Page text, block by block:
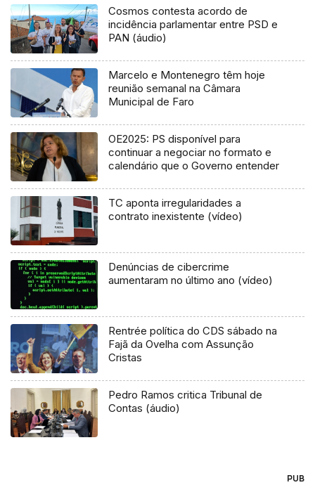
Cosmos contesta acordo de
incidência parlamentar entre PSD e
PAN (áudio)
Marcelo e Montenegro têm hoje
reunião semanal na Câmara
Municipal de Faro
OE2025: PS disponível para
continuar a negociar no formato e
calendário que o Governo entender
TC aponta irregularidades a
contrato inexistente (vídeo)
Denúncias de cibercrime
aumentaram no último ano (vídeo)
Rentrée política do CDS sábado na
Fajã da Ovelha com Assunção
Cristas
Pedro Ramos critica Tribunal de
Contas (áudio)
PUB